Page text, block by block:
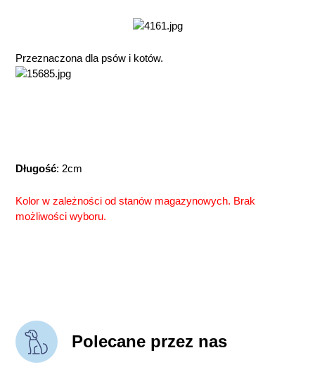
Przeznaczona dla psów i kotów.
Długość: 2cm
Kolor w zależności od stanów magazynowych. Brak
możliwości wyboru.
Polecane przez nas